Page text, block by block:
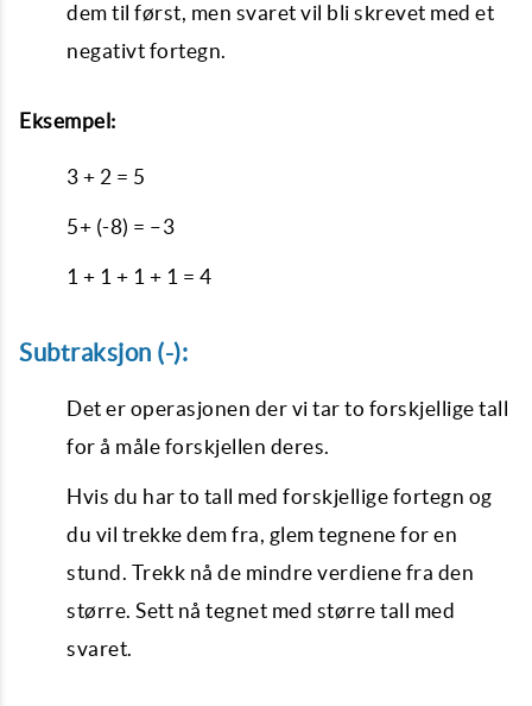
dem til først, men svaret vil bli skrevet med et
negativt fortegn.
Eksempel:
3 + 2 = 5
5+ (-8) = –3
1 + 1 + 1 + 1 = 4
Subtraksjon (-):
Det er operasjonen der vi tar to forskjellige tall
for å måle forskjellen deres.
Hvis du har to tall med forskjellige fortegn og
du vil trekke dem fra, glem tegnene for en
stund. Trekk nå de mindre verdiene fra den
større. Sett nå tegnet med større tall med
svaret.